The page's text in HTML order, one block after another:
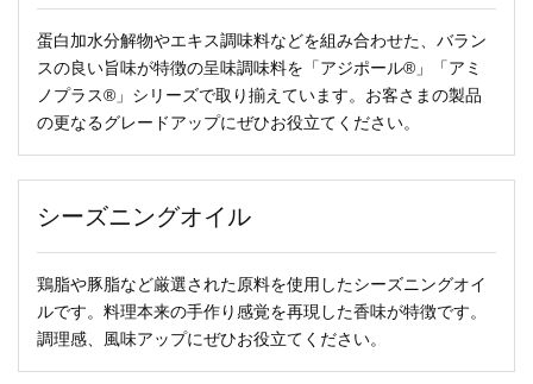
蛋白加水分解物やエキス調味料などを組み合わせた、バラン
スの良い旨味が特徴の呈味調味料を「アジポール®」「アミ
ノプラス®」シリーズで取り揃えています。お客さまの製品
の更なるグレードアップにぜひお役立てください。
シーズニングオイル
鶏脂や豚脂など厳選された原料を使用したシーズニングオイ
ルです。料理本来の手作り感覚を再現した香味が特徴です。
調理感、風味アップにぜひお役立てください。